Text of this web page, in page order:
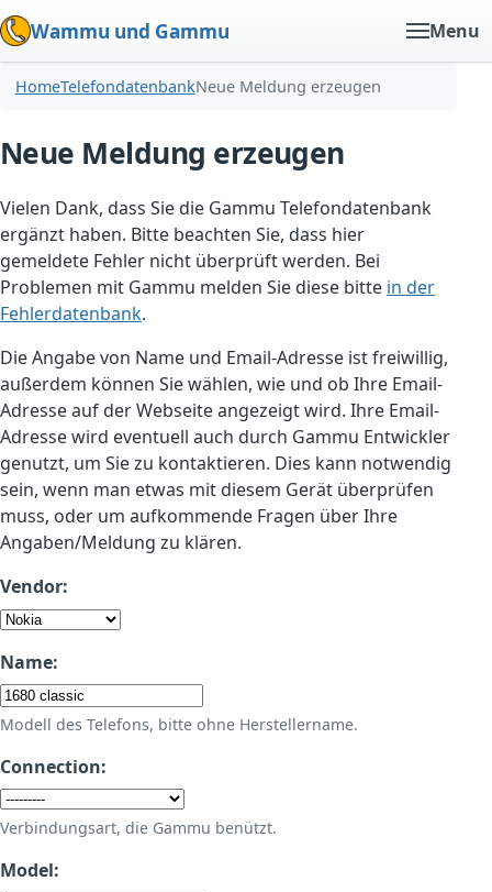
Wammu und Gammu Menu
HomeTelefondatenbankNeue Meldung erzeugen
Neue Meldung erzeugen
Vielen Dank, dass Sie die Gammu Telefondatenbank
ergänzt haben. Bitte beachten Sie, dass hier
gemeldete Fehler nicht überprüft werden. Bei
Problemen mit Gammu melden Sie diese bitte in der
Fehlerdatenbank.
Die Angabe von Name und Email-Adresse ist freiwillig,
außerdem können Sie wählen, wie und ob Ihre Email-
Adresse auf der Webseite angezeigt wird. Ihre Email-
Adresse wird eventuell auch durch Gammu Entwickler
genutzt, um Sie zu kontaktieren. Dies kann notwendig
sein, wenn man etwas mit diesem Gerät überprüfen
muss, oder um aufkommende Fragen über Ihre
Angaben/Meldung zu klären.
Vendor:
Name:
Modell des Telefons, bitte ohne Herstellername.
Connection:
Verbindungsart, die Gammu benützt.
Model: